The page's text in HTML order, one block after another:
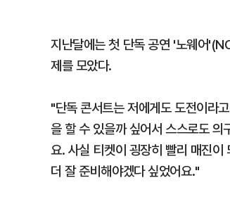
지난달에는 첫 단독 공연 '노웨어
제를 모았다.
"단독 콘서트는 저에게도 도전이라
을 할 수 있을까 싶어서 스스로도
요. 사실 티켓이 굉장히 빨리 매진
더 잘 준비해야겠다 싶었어요."